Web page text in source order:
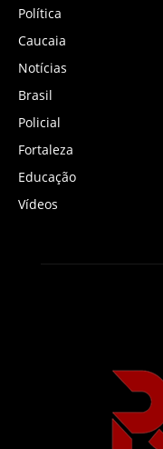
Política
Caucaia
Notícias
Brasil
Policial
Fortaleza
Educação
Vídeos